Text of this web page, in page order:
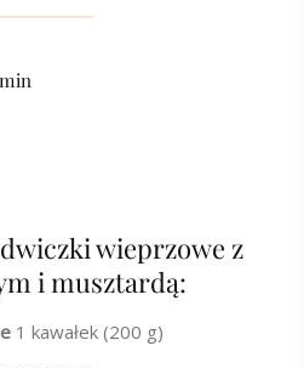
wieprzowe z
i musztardą:
1 kawałek (200 g)